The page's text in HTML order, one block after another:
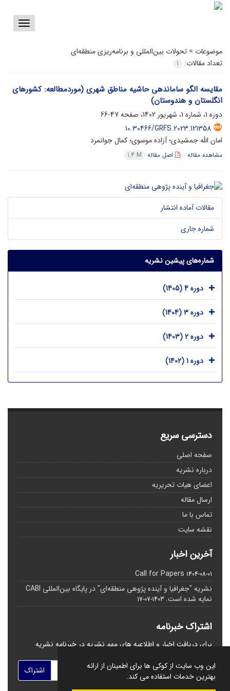
این وب سایت از کوکی ها برای اطمینان از ارائه
بهترین خدمات استفاده می کند.
Toggle
موضوعات = تحولات بین‌المللی و برنامه‌ریزی منطقه‌ای
تعداد مقالات:
1
مقایسه الگو ساماندهی حاشیه مناطق شهری (موردمطالعه: کشورهای
انگلستان و هندوستان)
دوره 1، شماره 1، شهریور 1402، صفحه
47-66
10.30466/GRFS.2023.121358
امان الله جمشیدی؛ آزاده موسوی؛ کمال جوانمرد
مشاهده مقاله اصل مقاله 1.4 M
مقالات آماده انتشار
شماره جاری
شماره‌های پیشین نشریه
دوره 4 (1405)
دوره 3 (1404)
دوره 2 (1403)
دوره 1 (1402)
دسترسی سریع
صفحه اصلی
درباره نشریه
اعضای هیات تحریریه
ارسال مقاله
تماس با ما
نقشه سایت
آخرین اخبار
Call for Papers 1404-08-01
نشریه "جغرافیا و آینده پژوهی منطقه‌ای" در پایگاه بین‌المللی CABI
نمایه شده است. 1403-07-17
اشتراک خبرنامه
برای دریافت اخبار و اطلاعیه های مهم نشریه در خبرنامه نشریه
اشتراک